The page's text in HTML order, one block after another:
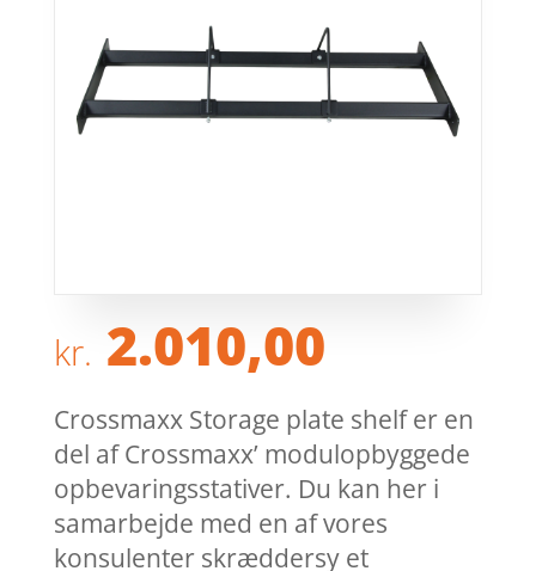
kr. 2.010,00
Crossmaxx Storage plate shelf er en
del af Crossmaxx’ modulopbyggede
opbevaringsstativer. Du kan her i
samarbejde med en af vores
konsulenter skræddersy et